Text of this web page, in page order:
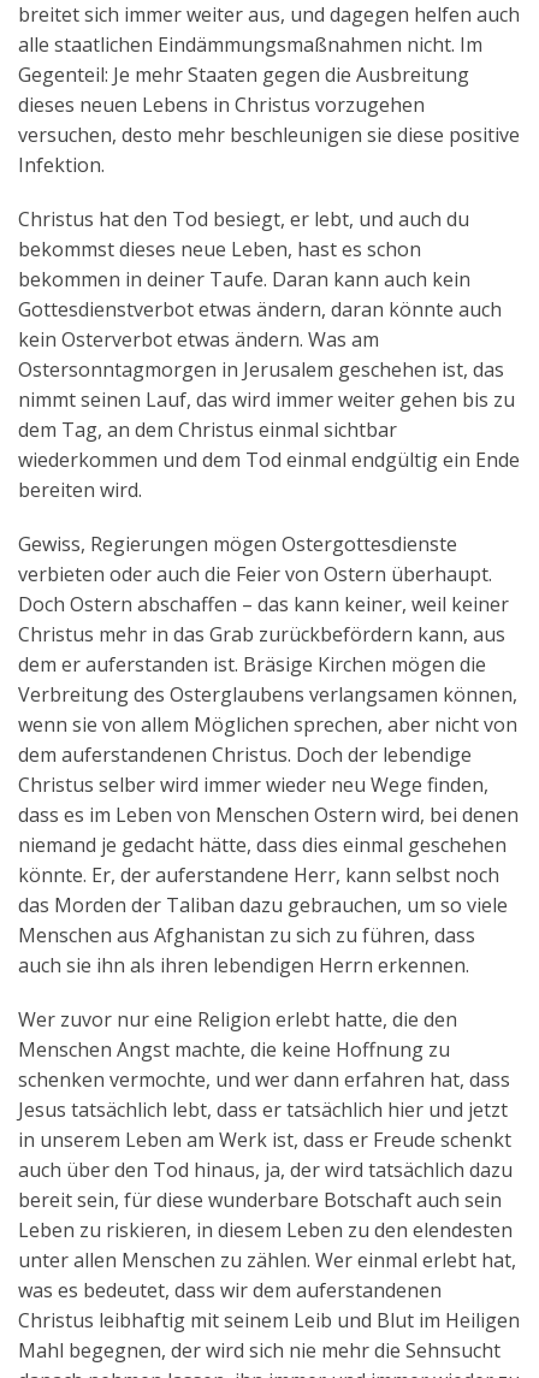
breitet sich immer weiter aus, und dagegen helfen auch
alle staatlichen Eindämmungsmaßnahmen nicht. Im
Gegenteil: Je mehr Staaten gegen die Ausbreitung
dieses neuen Lebens in Christus vorzugehen
versuchen, desto mehr beschleunigen sie diese positive
Infektion.
Christus hat den Tod besiegt, er lebt, und auch du
bekommst dieses neue Leben, hast es schon
bekommen in deiner Taufe. Daran kann auch kein
Gottesdienstverbot etwas ändern, daran könnte auch
kein Osterverbot etwas ändern. Was am
Ostersonntagmorgen in Jerusalem geschehen ist, das
nimmt seinen Lauf, das wird immer weiter gehen bis zu
dem Tag, an dem Christus einmal sichtbar
wiederkommen und dem Tod einmal endgültig ein Ende
bereiten wird.
Gewiss, Regierungen mögen Ostergottesdienste
verbieten oder auch die Feier von Ostern überhaupt.
Doch Ostern abschaffen – das kann keiner, weil keiner
Christus mehr in das Grab zurückbefördern kann, aus
dem er auferstanden ist. Bräsige Kirchen mögen die
Verbreitung des Osterglaubens verlangsamen können,
wenn sie von allem Möglichen sprechen, aber nicht von
dem auferstandenen Christus. Doch der lebendige
Christus selber wird immer wieder neu Wege finden,
dass es im Leben von Menschen Ostern wird, bei denen
niemand je gedacht hätte, dass dies einmal geschehen
könnte. Er, der auferstandene Herr, kann selbst noch
das Morden der Taliban dazu gebrauchen, um so viele
Menschen aus Afghanistan zu sich zu führen, dass
auch sie ihn als ihren lebendigen Herrn erkennen.
Wer zuvor nur eine Religion erlebt hatte, die den
Menschen Angst machte, die keine Hoffnung zu
schenken vermochte, und wer dann erfahren hat, dass
Jesus tatsächlich lebt, dass er tatsächlich hier und jetzt
in unserem Leben am Werk ist, dass er Freude schenkt
auch über den Tod hinaus, ja, der wird tatsächlich dazu
bereit sein, für diese wunderbare Botschaft auch sein
Leben zu riskieren, in diesem Leben zu den elendesten
unter allen Menschen zu zählen. Wer einmal erlebt hat,
was es bedeutet, dass wir dem auferstandenen
Christus leibhaftig mit seinem Leib und Blut im Heiligen
Mahl begegnen, der wird sich nie mehr die Sehnsucht